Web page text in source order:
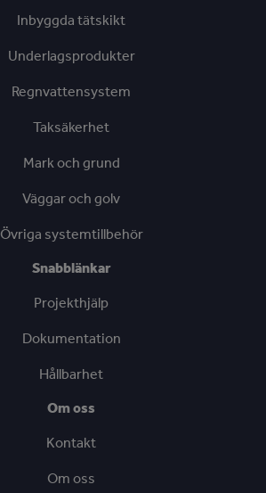
Inbyggda tätskikt
Underlagsprodukter
Regnvattensystem
Taksäkerhet
Mark och grund
Väggar och golv
Övriga systemtillbehör
Snabblänkar
Projekthjälp
Dokumentation
Hållbarhet
Om oss
Kontakt
Om oss